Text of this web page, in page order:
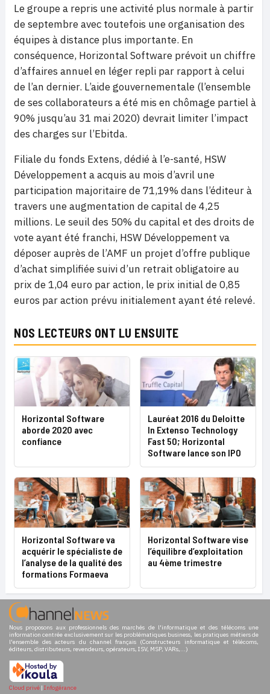
Le groupe a repris une activité plus normale à partir
de septembre avec toutefois une organisation des
équipes à distance plus importante. En
conséquence, Horizontal Software prévoit un chiffre
d’affaires annuel en léger repli par rapport à celui
de l’an dernier. L’aide gouvernementale (l’ensemble
de ses collaborateurs a été mis en chômage partiel à
90% jusqu’au 31 mai 2020) devrait limiter l’impact
des charges sur l’Ebitda.
Filiale du fonds Extens, dédié à l’e-santé, HSW
Développement a acquis au mois d’avril une
participation majoritaire de 71,19% dans l’éditeur à
travers une augmentation de capital de 4,25
millions. Le seuil des 50% du capital et des droits de
vote ayant été franchi, HSW Développement va
déposer auprès de l’AMF un projet d’offre publique
d’achat simplifiée suivi d’un retrait obligatoire au
prix de 1,04 euro par action, le prix initial de 0,85
euros par action prévu initialement ayant été relevé.
NOS LECTEURS ONT LU ENSUITE
Horizontal Software
aborde 2020 avec
confiance
Lauréat 2016 du Deloitte
In Extenso Technology
Fast 50; Horizontal
Software lance son IPO
Horizontal Software va
acquérir le spécialiste de
l’analyse de la qualité des
formations Formaeva
Horizontal Software vise
l’équilibre d’exploitation
au 4ème trimestre
Nous proposons aux professionnels des marchés de l'informatique et des télécoms une
information centrée exclusivement sur les problématiques business, les pratiques métiers de
l'ensemble des acteurs du channel français (Constructeurs informatique et télécoms,
éditeurs, distributeurs, revendeurs, opérateurs, ISV, MSP, VARs,...)
Cloud privé | Infogérance